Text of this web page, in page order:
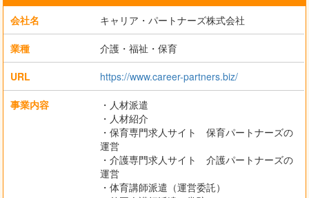
会社名 キャリア・パートナーズ株式会社
業種 介護・福祉・保育
URL https://www.career-partners.biz/
事業内容
・人材派遣
・人材紹介
・保育専門求人サイト 保育パートナーズの
運営
・介護専門求人サイト 介護パートナーズの
運営
・体育講師派遣（運営委託）